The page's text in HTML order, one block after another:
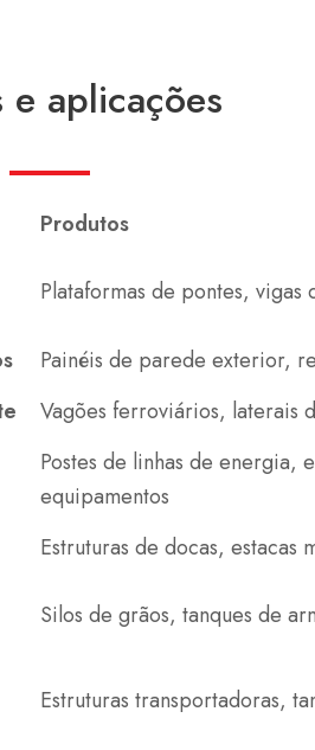
e aplicações
Produtos
Plataformas de pontes,
Painéis de parede exterior,
Vagões ferroviários, laterais
Postes de linhas de energia,
equipamentos
Estruturas de docas,
Silos de grãos, tanques de
Estruturas transportadoras,